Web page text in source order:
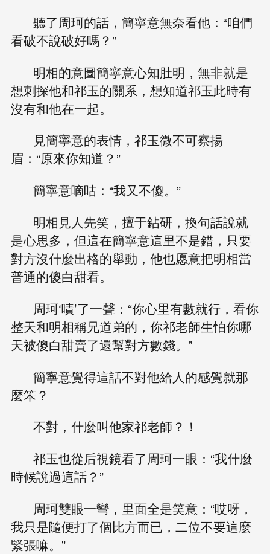
聽了周珂的話，簡寧意無奈看他：“咱們
看破不說破好嗎？”
明相的意圖簡寧意心知肚明，無非就是
想刺探他和祁玉的關系，想知道祁玉此時有
沒有和他在一起。
見簡寧意的表情，祁玉微不可察揚
眉：“原來你知道？”
簡寧意嘀咕：“我又不傻。”
明相見人先笑，擅于鉆研，換句話說就
是心思多，但這在簡寧意這里不是錯，只要
對方沒什麼出格的舉動，他也愿意把明相當
普通的傻白甜看。
周珂‘嘖’了一聲：“你心里有數就行，看你
整天和明相稱兄道弟的，你祁老師生怕你哪
天被傻白甜賣了還幫對方數錢。”
簡寧意覺得這話不對他給人的感覺就那
麼笨？
不對，什麼叫他家祁老師？！
祁玉也從后視鏡看了周珂一眼：“我什麼
時候說過這話？”
周珂雙眼一彎，里面全是笑意：“哎呀，
我只是隨便打了個比方而已，二位不要這麼
緊張嘛。”